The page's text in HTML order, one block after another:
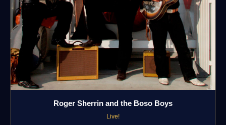
Roger Sherrin and the Boso Boys
Live!